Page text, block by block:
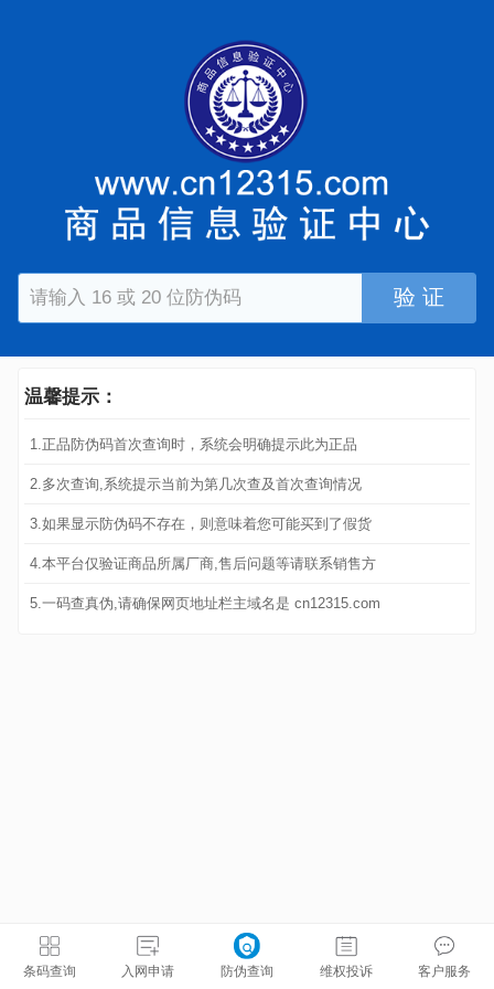
验 证
温馨提示：
1.正品防伪码首次查询时，系统会明确提示此为正品
2.多次查询,系统提示当前为第几次查及首次查询情况
3.如果显示防伪码不存在，则意味着您可能买到了假货
4.本平台仅验证商品所属厂商,售后问题等请联系销售方
5.一码查真伪,请确保网页地址栏主域名是 cn12315.com
条码查询 入网申请 防伪查询 维权投诉 客户服务